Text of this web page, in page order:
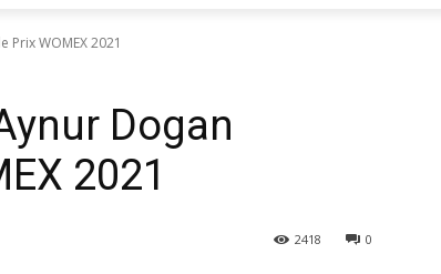
WOMEX 2021
Dogan
2021
0
2418